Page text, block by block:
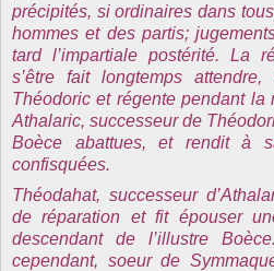
précipités, si ordinaires dans
hommes et des partis;
tard l’impartiale postérité. La
s’être fait longtemps
Théodoric et régente pendant
Athalaric, successeur de
Boèce abattues, et rendit à
confisquées.
Théodahat, successeur
de réparation et fit épouser
descendant de l’illustre
cependant, soeur de